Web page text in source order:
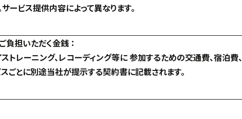
ービス提供内容によって異なります。
担いただく金銭 ：
トレーニング、レコーディング等に 参加するための交通費、宿泊費、
ごとに別途当社が提示する契約書に記載されます。